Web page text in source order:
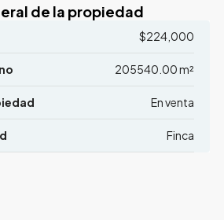
de la propiedad
$224,000
205540.00 m²
En venta
Finca